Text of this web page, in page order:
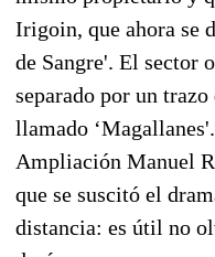
Irigoin, que ahora se
de Sangre'. El sector
separado por un
llamado
Ampliación Manuel
que se suscitó el
distancia: es útil no